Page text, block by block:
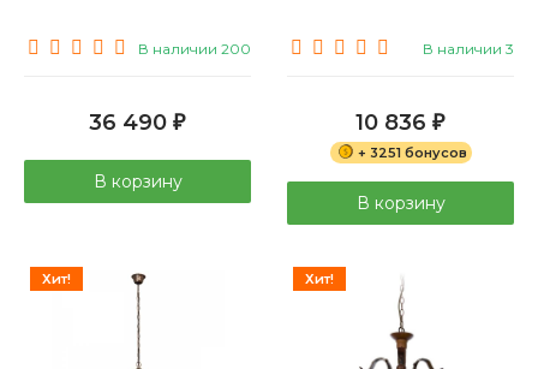
В наличии 200
36 490 ₽
В корзину
В наличии 3
10 836 ₽
+ 3251 бонусов
В корзину
Хит! Хит!